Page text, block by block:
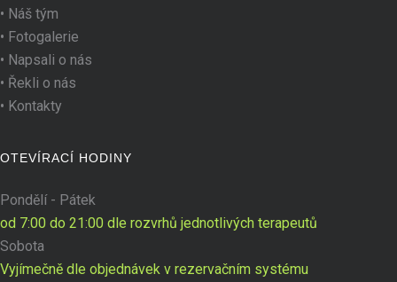
• Náš tým
• Fotogalerie
• Napsali o nás
• Řekli o nás
• Kontakty
OTEVÍRACÍ HODINY
Pondělí - Pátek
od 7:00 do 21:00 dle rozvrhů jednotlivých terapeutů
Sobota
Vyjímečně dle objednávek v rezervačním systému